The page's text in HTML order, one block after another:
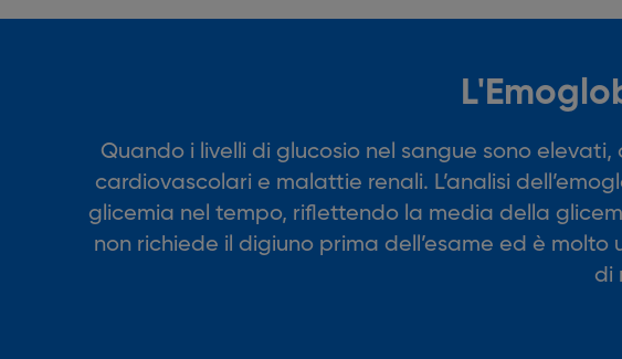
Quando i livelli di glucosio nel sangue sono
cardiovascolari e malattie renali. L’analisi
glicemia nel tempo, riflettendo la media della
non richiede il digiuno prima dell’esame ed è
di